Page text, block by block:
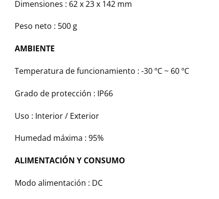
Dimensiones : 62 x 23 x 142 mm
Peso neto : 500 g
AMBIENTE
Temperatura de funcionamiento : -30 ºC ~ 60 ºC
Grado de protección : IP66
Uso : Interior / Exterior
Humedad máxima : 95%
ALIMENTACIÓN Y CONSUMO
Modo alimentación : DC